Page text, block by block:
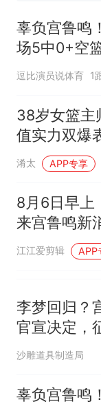
辜负宫鲁鸣
场5中0+空
迷：这两三
逗比演员说体育 1
38岁女篮主
值实力双爆
宫鲁鸣地位？
淆太 APP专享
8月6日早上
来宫鲁鸣新
江江爱剪辑 APP
李梦回归？
官宣决定，
打热身赛被
沙雕道具制造局
辜负宫鲁鸣